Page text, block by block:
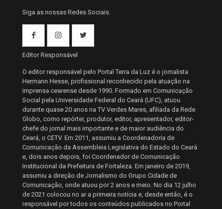
Siga as nossas Redes Sociais.
Editor Responsável
O editor responsável pelo Portal Terra da Luz é o jornalista
Hermann Hesse, profissional reconhecido pela atuação na
imprensa cearense desde 1990. Formado em Comunicação
Social pela Universidade Federal do Ceará (UFC), atuou
durante quase 20 anos na TV Verdes Mares, afiliada da Rede
Globo, como repórter, produtor, editor, apresentador, editor-
chefe do jornal mais importante e de maior audiência do
Ceará, o CETV. Em 2011, assumiu a Coordenadoria de
Comunicação da Assembleia Legislativa do Estado do Ceará
e, dois anos depois, foi Coordenador de Comunicação
Institucional da Prefeitura de Fortaleza. Em janeiro de 2019,
assumiu a direção de Jornalismo do Grupo Cidade de
Comunicação, onde atuou por 2 anos e meio. No dia 12 julho
de 2021 colocou no ar a primeira notícia e, desde então, é o
responsável por todos os conteúdos publicados no Portal